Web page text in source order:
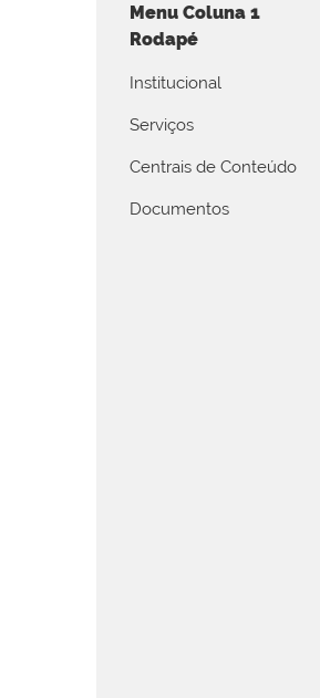
Menu Coluna 1
Rodapé
Institucional
Serviços
Centrais de Conteúdo
Documentos